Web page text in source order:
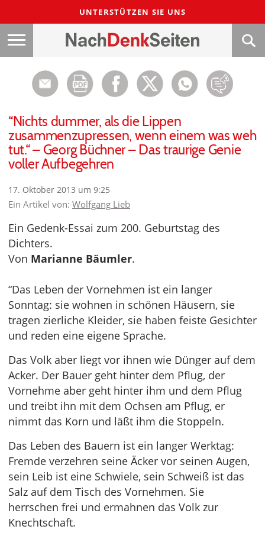
UNTERSTÜTZEN SIE UNS
“Nichts dummer, als die Lippen
zusammenzupressen, wenn einem was weh
tut.“ – Georg Büchner – Das traurige Genie
voller Aufbegehren
17. Oktober 2013 um 9:25
Ein Artikel von: Wolfgang Lieb
Ein Gedenk-Essai zum 200. Geburtstag des
Dichters.
Von Marianne Bäumler.
“Das Leben der Vornehmen ist ein langer
Sonntag: sie wohnen in schönen Häusern, sie
tragen zierliche Kleider, sie haben feiste Gesichter
und reden eine eigene Sprache.
Das Volk aber liegt vor ihnen wie Dünger auf dem
Acker. Der Bauer geht hinter dem Pflug, der
Vornehme aber geht hinter ihm und dem Pflug
und treibt ihn mit dem Ochsen am Pflug, er
nimmt das Korn und läßt ihm die Stoppeln.
Das Leben des Bauern ist ein langer Werktag:
Fremde verzehren seine Äcker vor seinen Augen,
sein Leib ist eine Schwiele, sein Schweiß ist das
Salz auf dem Tisch des Vornehmen. Sie
herrschen frei und ermahnen das Volk zur
Knechtschaft.